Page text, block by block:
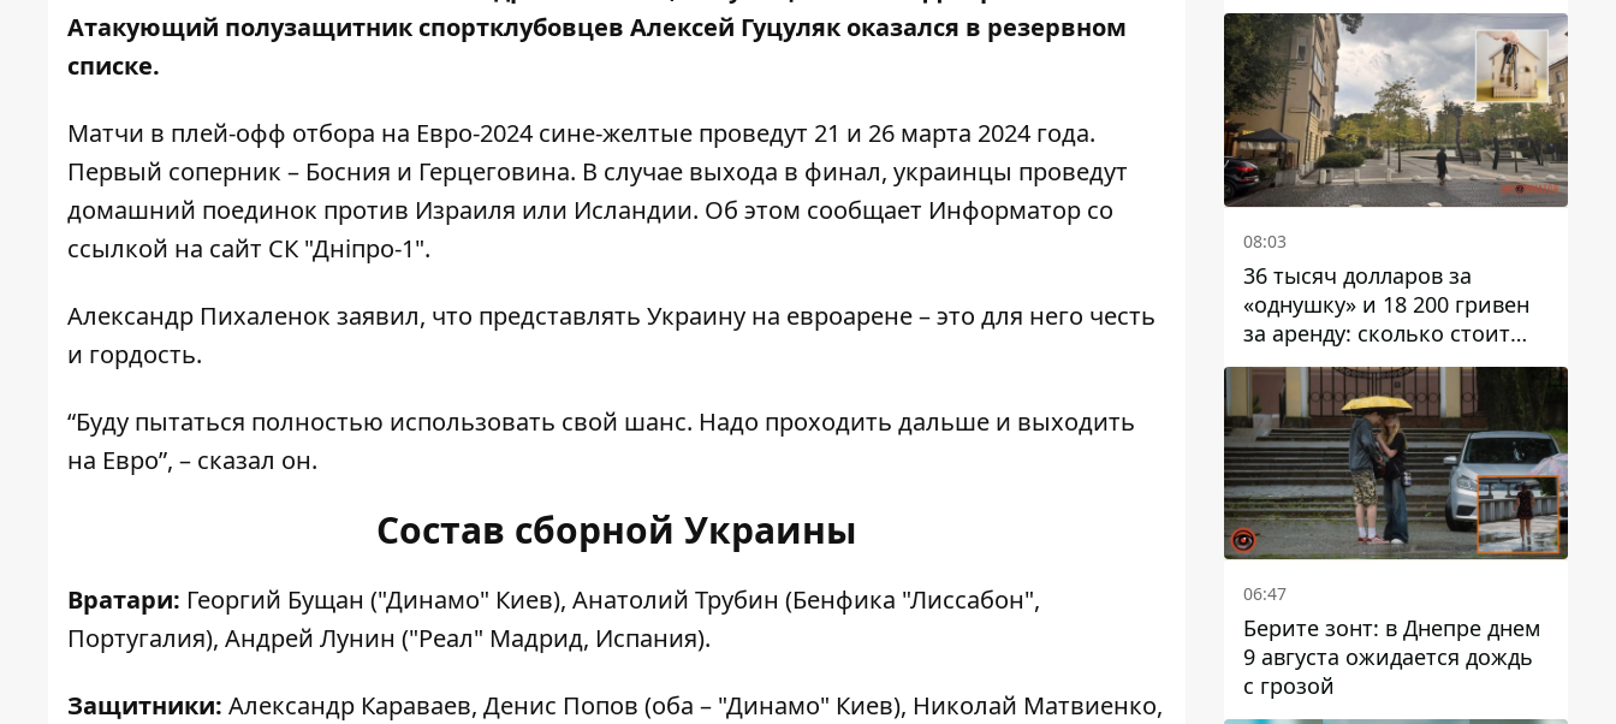
Атакующий полузащитник спортклубовцев Алексей Гуцуляк оказался в резервном
списке.
Матчи в плей-офф отбора на Евро-2024 сине-желтые проведут 21 и 26 марта 2024 года.
Первый соперник – Босния и Герцеговина. В случае выхода в финал, украинцы проведут
домашний поединок против Израиля или Исландии. Об этом сообщает Информатор со
ссылкой на сайт СК "Дніпро-1".
Александр Пихаленок заявил, что представлять Украину на евроарене – это для него честь
и гордость.
“Буду пытаться полностью использовать свой шанс. Надо проходить дальше и выходить
на Евро”, – сказал он.
Состав сборной Украины
Вратари: Георгий Бущан ("Динамо" Киев), Анатолий Трубин (Бенфика "Лиссабон",
Португалия), Андрей Лунин ("Реал" Мадрид, Испания).
Защитники: Александр Караваев, Денис Попов (оба – "Динамо" Киев), Николай Матвиенко,
остался без воды
08:03
36 тысяч долларов за
«однушку» и 18 200 гривен
за аренду: сколько стоит
жилье в Днепропетровской
области
06:47
Берите зонт: в Днепре днем ​​
9 августа ожидается дождь
с грозой